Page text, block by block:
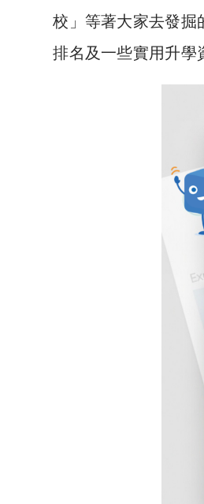
校」等著大家去發掘
排名及一些實用升學